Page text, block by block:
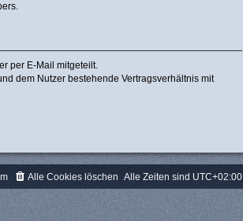
per E-Mail mitgeteilt.
dem Nutzer bestehende Vertragsverhältnis mit
Alle Zeiten sind UTC+02:00
Alle Cookies löschen